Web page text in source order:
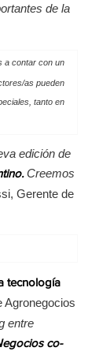
de la
a contar con un
as pueden
tanto en
edición de
Creemos
Gerente de
tecnología
Agronegocios
entre
co-